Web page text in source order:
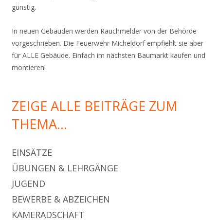
günstig.
In neuen Gebäuden werden Rauchmelder von der Behörde
vorgeschrieben. Die Feuerwehr Micheldorf empfiehlt sie aber
für ALLE Gebäude. Einfach im nächsten Baumarkt kaufen und
montieren!
ZEIGE ALLE BEITRÄGE ZUM
THEMA…
EINSÄTZE
ÜBUNGEN & LEHRGÄNGE
JUGEND
BEWERBE & ABZEICHEN
KAMERADSCHAFT